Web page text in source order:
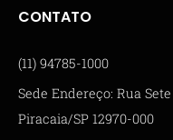
CONTATO
(11) 94785-1000
Sede Endereço: Rua
Piracaia/SP 12970-000